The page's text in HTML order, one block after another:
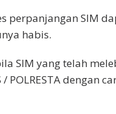
perpanjangan SIM
habis.
SIM yang telah
/ POLRESTA dengan